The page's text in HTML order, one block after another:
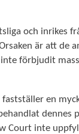
och inrikes
är att de
förbjudit
en
dennes
Court inte